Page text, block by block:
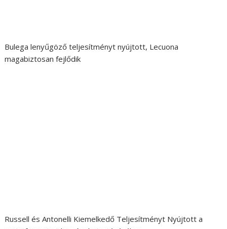
Bulega lenyűgöző teljesítményt nyújtott, Lecuona
magabiztosan fejlődik
Russell és Antonelli Kiemelkedő Teljesítményt Nyújtott a